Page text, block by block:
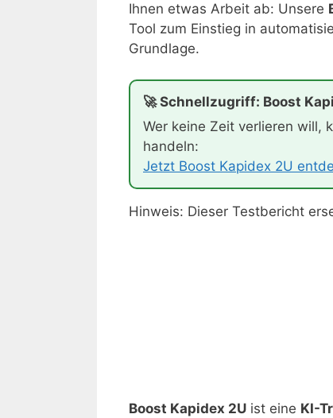
Ihnen etwas Arbeit ab: Unsere
Tool zum Einstieg in
Grundlage.
🚀 Schnellzugriff: Boost
Wer keine Zeit verlieren will,
handeln:
Jetzt Boost Kapidex 2U
Hinweis: Dieser Testbericht
Boost Kapidex 2U ist eine KI-